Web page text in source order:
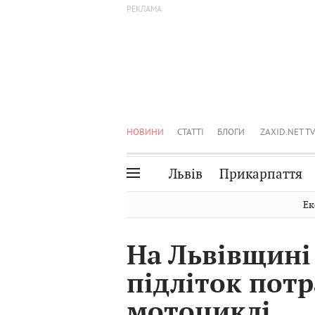
НОВИНИ СТАТТІ БЛОГИ ZAXID.NET TV
Львів Прикарпаття
Волинь
Закарпаття
Чернівці
На
підліток